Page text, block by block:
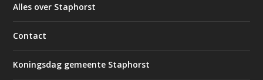
Alles over Staphorst
Contact
Koningsdag gemeente Staphorst